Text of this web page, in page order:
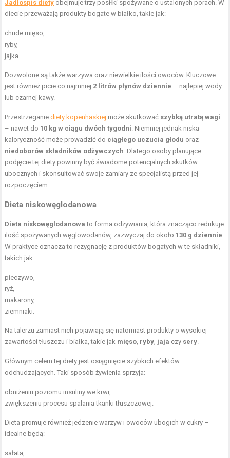
Jadłospis diety obejmuje trzy posiłki spożywane o ustalonych porach. W
diecie przeważają produkty bogate w białko, takie jak:
chude mięso,
ryby,
jajka.
Dozwolone są także warzywa oraz niewielkie ilości owoców. Kluczowe
jest również picie co najmniej 2 litrów płynów dziennie – najlepiej wody
lub czarnej kawy.
Przestrzeganiediety kopenhaskiej może skutkować szybką utratą wagi
– nawet do 10 kg w ciągu dwóch tygodni. Niemniej jednak niska
kaloryczność może prowadzić do ciągłego uczucia głodu oraz
niedoborów składników odżywczych. Dlatego osoby planujące
podjęcie tej diety powinny być świadome potencjalnych skutków
ubocznych i skonsultować swoje zamiary ze specjalistą przed jej
rozpoczęciem.
Dieta niskowęglodanowa
Dieta niskowęglodanowa to forma odżywiania, która znacząco redukuje
ilość spożywanych węglowodanów, zazwyczaj do około 130 g dziennie.
W praktyce oznacza to rezygnację z produktów bogatych w te składniki,
takich jak:
pieczywo,
ryż,
makarony,
ziemniaki.
Na talerzu zamiast nich pojawiają się natomiast produkty o wysokiej
zawartości tłuszczu i białka, takie jak mięso, ryby, jaja czy sery.
Głównym celem tej diety jest osiągnięcie szybkich efektów
odchudzających. Taki sposób żywienia sprzyja:
obniżeniu poziomu insuliny we krwi,
zwiększeniu procesu spalania tkanki tłuszczowej.
Dieta promuje również jedzenie warzyw i owoców ubogich w cukry –
idealne będą:
sałata,